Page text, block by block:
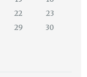
22
23
29
30